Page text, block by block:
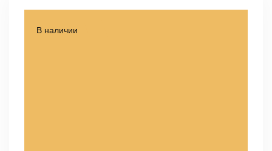
В наличии